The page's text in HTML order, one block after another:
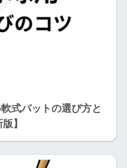
式バットの選び方と
】